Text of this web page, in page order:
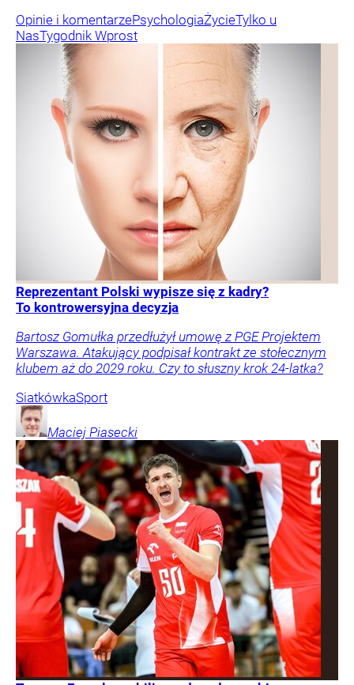
Opinie i komentarzePsychologiaŻycieTylko u
NasTygodnik Wprost
Reprezentant Polski wypisze się z kadry?
To kontrowersyjna decyzja
Bartosz Gomułka przedłużył umowę z PGE Projektem
Warszawa. Atakujący podpisał kontrakt ze stołecznym
klubem aż do 2029 roku. Czy to słuszny krok 24-latka?
SiatkówkaSport
Maciej Piasecki